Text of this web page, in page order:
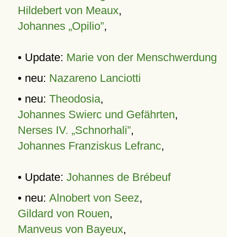
Hildebert von Meaux,
Johannes „Opilio”,
• Update: Marie von der Menschwerdung
• neu: Nazareno Lanciotti
• neu: Theodosia,
Johannes Swierc und Gefährten,
Nerses IV. „Schnorhali”,
Johannes Franziskus Lefranc,
• Update: Johannes de Brébeuf
• neu: Alnobert von Seez,
Gildard von Rouen,
Manveus von Bayeux,